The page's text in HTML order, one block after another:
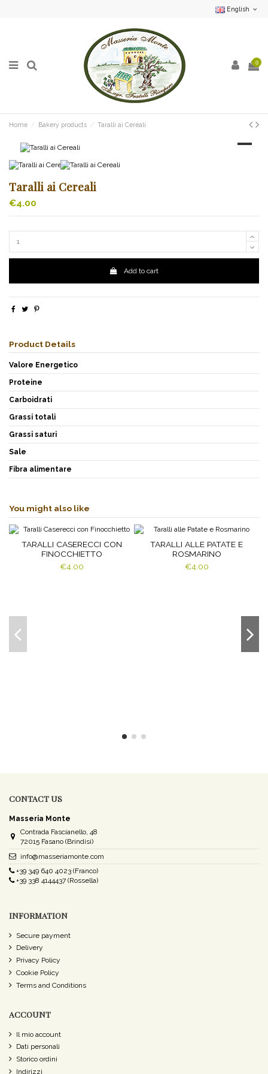
English
0
Home Bakery products Taralli ai Cereali
Taralli ai Cereali
€4.00
Add to cart
Product Details
Valore Energetico
Proteine
Carboidrati
Grassi totali
Grassi saturi
Sale
Fibra alimentare
You might also like
TARALLI CASERECCI CON
FINOCCHIETTO
€4.00
TARALLI ALLE PATATE E
ROSMARINO
€4.00
CONTACT US
Masseria Monte
Contrada Fascianello, 48
72015 Fasano (Brindisi)
info@masseriamonte.com
+39 349 640 4023 (Franco)
+39 338 4144437 (Rossella)
INFORMATION
Secure payment
Delivery
Privacy Policy
Cookie Policy
Terms and Conditions
ACCOUNT
Il mio account
Dati personali
Storico ordini
Indirizzi